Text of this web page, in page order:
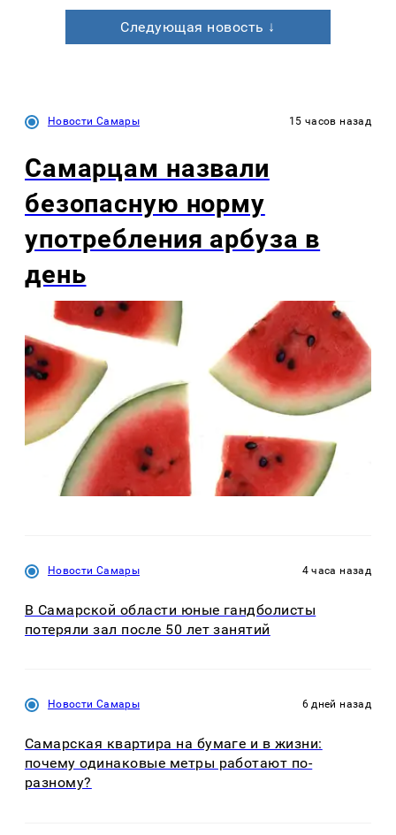
Следующая новость ↓
Новости Самары 15 часов назад
Самарцам назвали
безопасную норму
употребления арбуза в
день
Новости Самары 4 часа назад
В Самарской области юные гандболисты
потеряли зал после 50 лет занятий
Новости Самары 6 дней назад
Самарская квартира на бумаге и в жизни:
почему одинаковые метры работают по-
разному?